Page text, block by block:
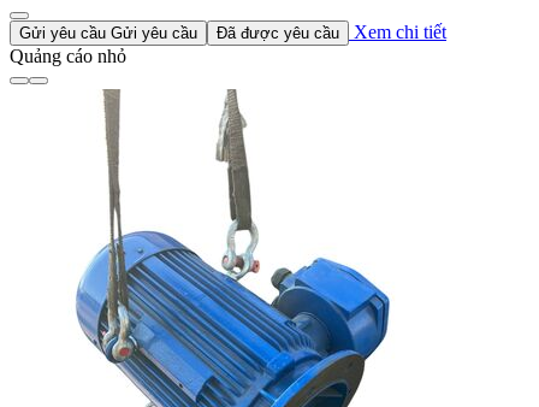
Gửi yêu cầu Gửi yêu cầu Đã được yêu cầu
Xem chi tiết
Quảng cáo nhỏ